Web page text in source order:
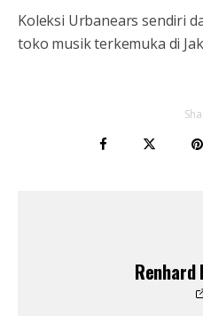
Koleksi Urbanears sendiri
toko musik terkemuka di
Renhard